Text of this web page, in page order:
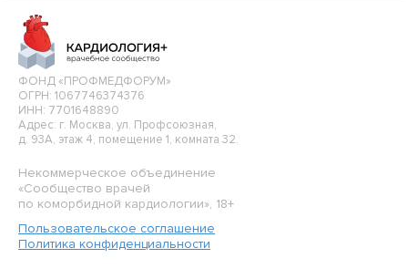
ФОНД «ПРОФМЕДФОРУМ»
ОГРН: 1067746374376
ИНН: 7701648890
Адрес: г. Москва, ул. Профсоюзная,
д. 93А, этаж 4, помещение 1, комната 32.
Некоммерческое объединение
«Сообщество врачей
по коморбидной кардиологии», 18+
Пользовательское соглашение
Политика конфиденциальности